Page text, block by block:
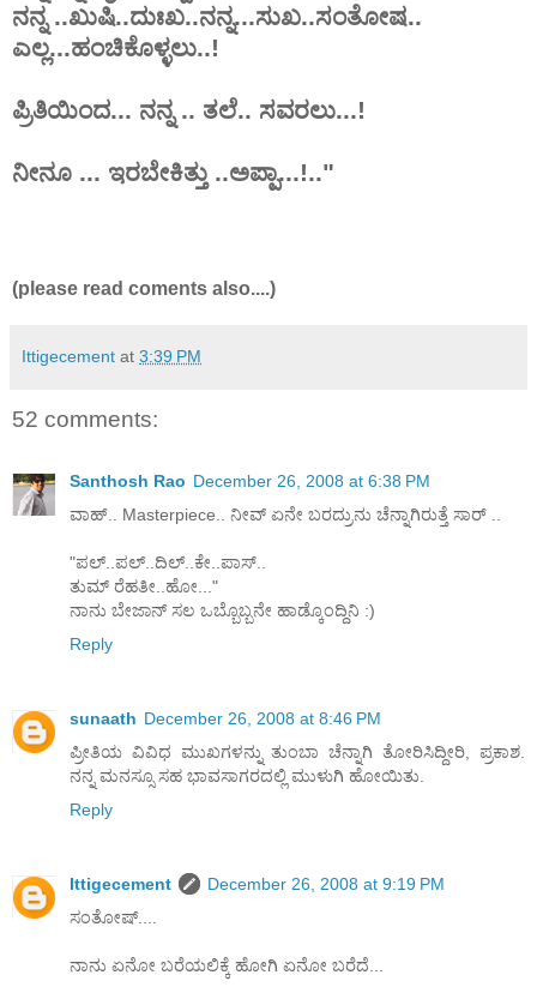
ನನ್ನ ..ಖುಷಿ..ದುಃಖ..ನನ್ನ...ಸುಖ..ಸಂತೋಷ..
ಎಲ್ಲ...ಹಂಚಿಕೊಳ್ಳಲು..!
ಪ್ರಿತಿಯಿಂದ... ನನ್ನ .. ತಲೆ.. ಸವರಲು...!
ನೀನೂ ... ಇರಬೇಕಿತ್ತು ..ಅಪ್ಪಾ...!.."
(please read coments also....)
Ittigecement at 3:39 PM
52 comments:
Santhosh Rao December 26, 2008 at 6:38 PM
ವಾಹ್.. Masterpiece.. ನೀವ್ ಏನೇ ಬರದ್ರುನು ಚೆನ್ನಾಗಿರುತ್ತೆ ಸಾರ್ ..
"ಪಲ್..ಪಲ್..ದಿಲ್..ಕೇ..ಪಾಸ್..
ತುಮ್ ರೆಹತೀ..ಹೋ..."
ನಾನು ಬೇಜಾನ್ ಸಲ ಒಬ್ಬೊಬ್ಬನೇ ಹಾಡ್ಕೊಂದ್ದಿನಿ :)
Reply
sunaath December 26, 2008 at 8:46 PM
ಪ್ರೀತಿಯ ವಿವಿಧ ಮುಖಗಳನ್ನು ತುಂಬಾ ಚೆನ್ನಾಗಿ ತೋರಿಸಿದ್ದೀರಿ, ಪ್ರಕಾಶ.
ನನ್ನ ಮನಸ್ಸೂ ಸಹ ಭಾವಸಾಗರದಲ್ಲಿ ಮುಳುಗಿ ಹೋಯಿತು.
Reply
Ittigecement
December 26, 2008 at 9:19 PM
ಸಂತೋಷ್....
ನಾನು ಏನೋ ಬರೆಯಲಿಕ್ಕೆ ಹೋಗಿ ಏನೋ ಬರೆದೆ...